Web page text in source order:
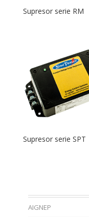
Supresor serie RM
Supresor serie SPT
AIGNEP